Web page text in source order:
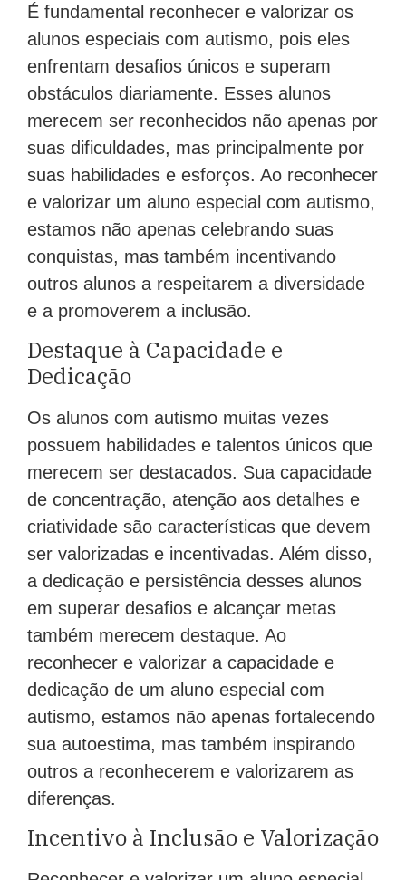
É fundamental reconhecer e valorizar os
alunos especiais com autismo, pois eles
enfrentam desafios únicos e superam
obstáculos diariamente. Esses alunos
merecem ser reconhecidos não apenas por
suas dificuldades, mas principalmente por
suas habilidades e esforços. Ao reconhecer
e valorizar um aluno especial com autismo,
estamos não apenas celebrando suas
conquistas, mas também incentivando
outros alunos a respeitarem a diversidade
e a promoverem a inclusão.
Destaque à Capacidade e
Dedicação
Os alunos com autismo muitas vezes
possuem habilidades e talentos únicos que
merecem ser destacados. Sua capacidade
de concentração, atenção aos detalhes e
criatividade são características que devem
ser valorizadas e incentivadas. Além disso,
a dedicação e persistência desses alunos
em superar desafios e alcançar metas
também merecem destaque. Ao
reconhecer e valorizar a capacidade e
dedicação de um aluno especial com
autismo, estamos não apenas fortalecendo
sua autoestima, mas também inspirando
outros a reconhecerem e valorizarem as
diferenças.
Incentivo à Inclusão e Valorização